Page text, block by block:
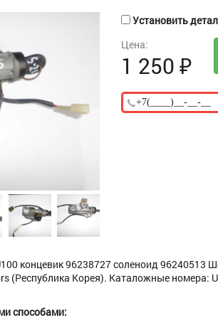
Установить
Цена:
1 250₽
концевик 96238727 соленоид 96240513
(Республика Корея). Каталожные номера:
способами: